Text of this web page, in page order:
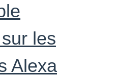
les
Alexa